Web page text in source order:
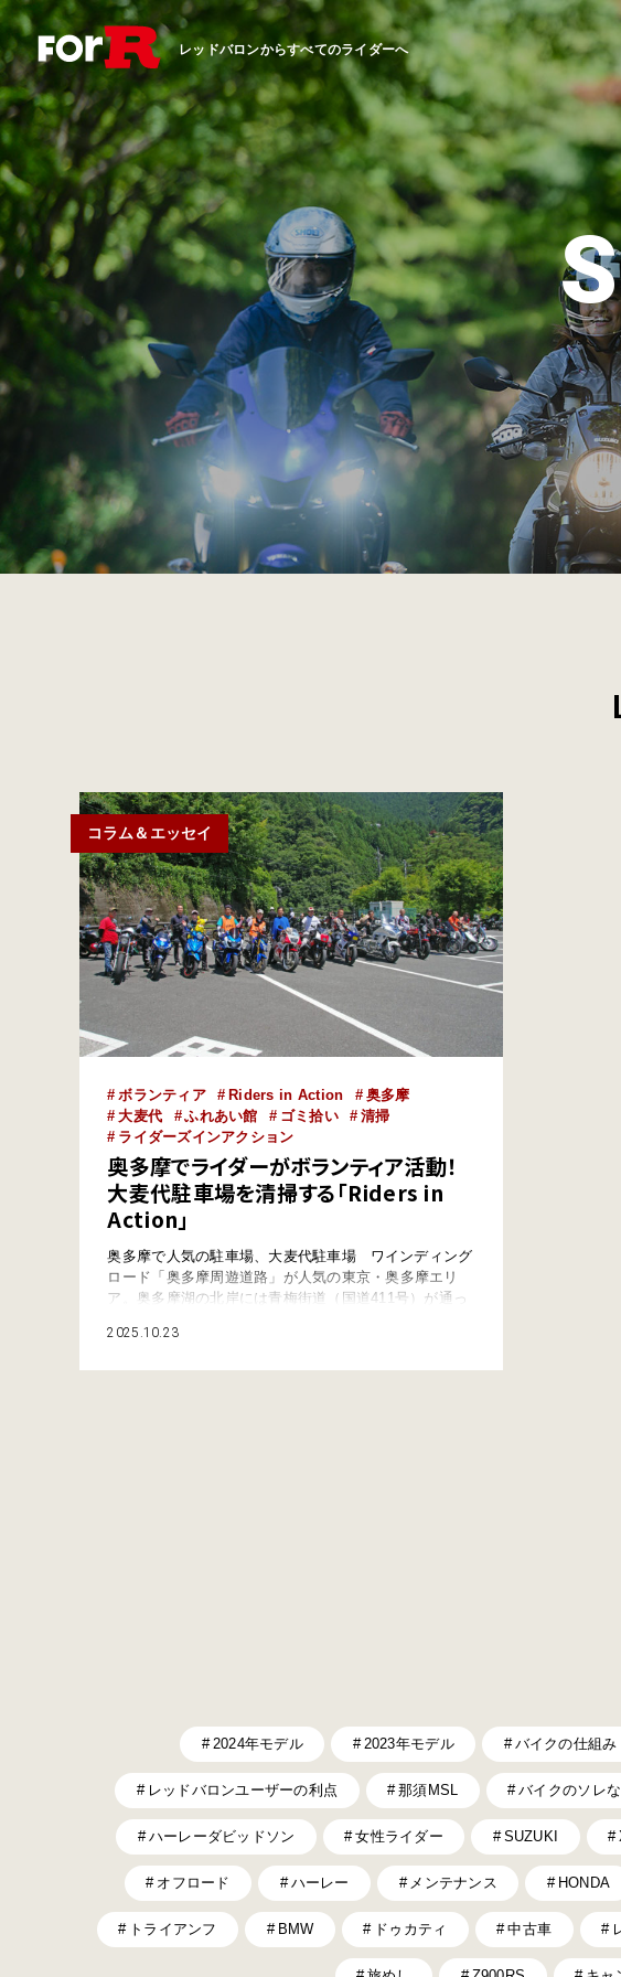
レッドバロンからすべてのライダーへ
コラム＆エッセイ
ボランティア Riders in Action
奥多摩
大麦代
ふれあい館 ゴミ拾い
清掃
ライダーズインアクション
奥多摩でライダーがボランティア活動！
大麦代駐車場を清掃する「Riders in
Action」
奥多摩で人気の駐車場、大麦代駐車場 ワインディング
ロード「奥多摩周遊道路」が人気の東京・奥多摩エリ
ア。奥多摩湖の北岸には青梅街道（国道411号）が通っ
れば多くのクルマ・バイクファンが集まる場所として知
2025.10.23
2024年モデル 2023年モデル バイクの仕組み
レッドバロンユーザーの利点 那須MSL バイクのソレ
ハーレーダビッドソン 女性ライダー SUZUKI
オフロード ハーレー メンテナンス HONDA
トライアンフ BMW ドゥカティ 中古車